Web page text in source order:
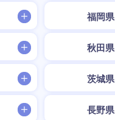
福岡県
秋田県
茨城県
長野県